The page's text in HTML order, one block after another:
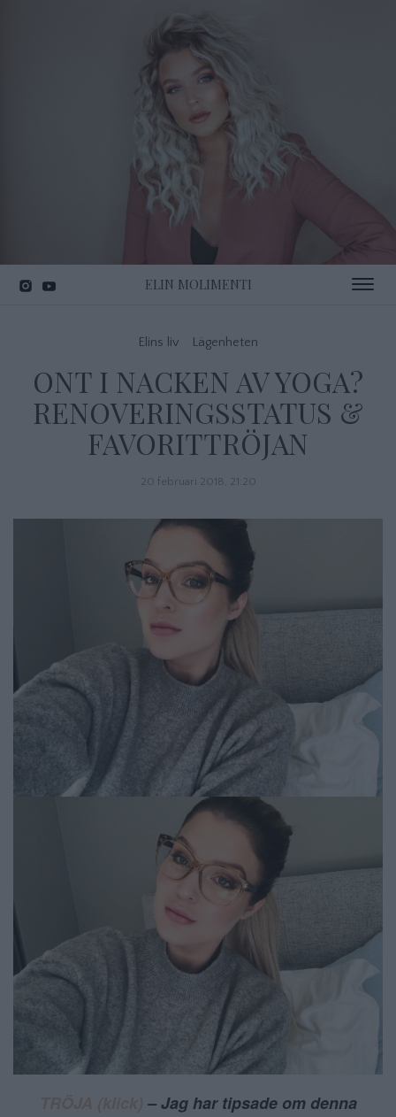
ELIN MOLIMENTI Toggle
Elins liv Lägenheten
ONT I NACKEN AV YOGA?
RENOVERINGSSTATUS &
FAVORITTRÖJAN
20 februari 2018, 21:20
– Jag har tipsade om denna